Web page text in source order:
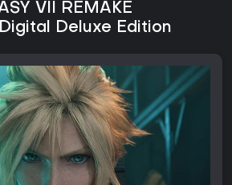
VII REMAKE
Deluxe Edition